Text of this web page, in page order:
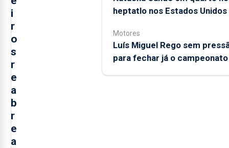
i
r
o
s
r
e
a
b
r
e
a
heptatlo nos Estados Unidos
Motores
Luís Miguel Rego sem
para fechar já o campeonato